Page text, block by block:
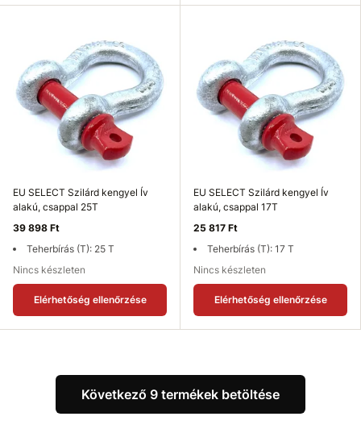
EU SELECT Szilárd kengyel Ív
alakú, csappal 25T
39 898 Ft
Teherbírás (T): 25 T
Nincs készleten
Elérhetőség ellenőrzése
EU SELECT Szilárd kengyel Ív
alakú, csappal 17T
25 817 Ft
Teherbírás (T): 17 T
Nincs készleten
Elérhetőség ellenőrzése
Következő 9 termékek betöltése